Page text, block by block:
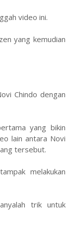
video ini.
yang kemudian
Chindo dengan
yang bikin
lain antara Novi
tersebut.
melakukan
trik untuk